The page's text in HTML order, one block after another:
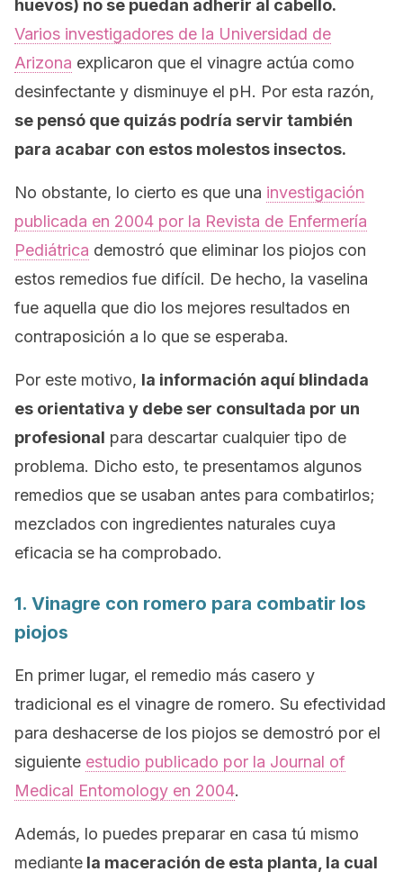
huevos) no se puedan adherir al cabello.
Varios investigadores de la Universidad de
Arizona explicaron que el vinagre actúa como
desinfectante y disminuye el pH. Por esta razón,
se pensó que quizás podría servir también
para acabar con estos molestos insectos.
No obstante, lo cierto es que una investigación
publicada en 2004 por la Revista de Enfermería
Pediátrica demostró que eliminar los piojos con
estos remedios fue difícil. De hecho, la vaselina
fue aquella que dio los mejores resultados en
contraposición a lo que se esperaba.
Por este motivo, la información aquí blindada
es orientativa y debe ser consultada por un
profesional para descartar cualquier tipo de
problema. Dicho esto, te presentamos algunos
remedios que se usaban antes para combatirlos;
mezclados con ingredientes naturales cuya
eficacia se ha comprobado.
1. Vinagre con romero para combatir los
piojos
En primer lugar, el remedio más casero y
tradicional es el vinagre de romero. Su efectividad
para deshacerse de los piojos se demostró por el
siguiente estudio publicado por la Journal of
Medical Entomology en 2004.
Además, lo puedes preparar en casa tú mismo
mediante la maceración de esta planta, la cual